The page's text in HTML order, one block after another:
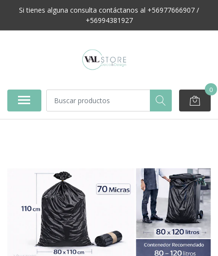
Si tienes alguna consulta contáctanos al +56977666907 /
+56994381927
0